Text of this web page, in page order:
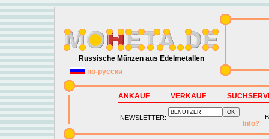
Russische Münzen aus Edelmetallen
по-русски
ANKAUF VERKAUF
NEWSLETTER:
Info?